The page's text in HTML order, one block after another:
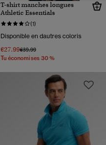
T-shirt manches longues
Athletic Essentials
(1)
Disponible en dautres coloris
€27.99Prix réduit de
€39.99à
Tu économises 30 %